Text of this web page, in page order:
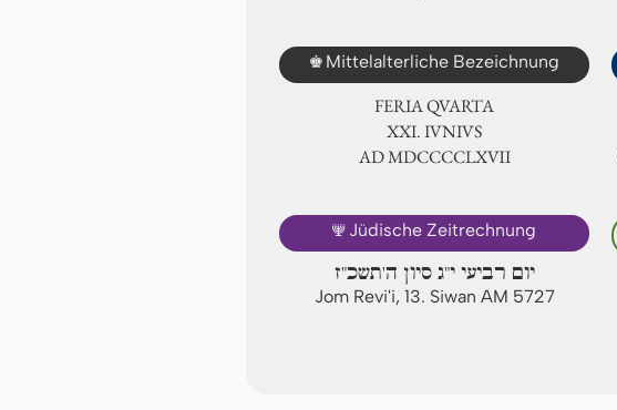
♚ Mittelalterliche Bezeichnung
FERIA QUARTA
ⅩⅪ. IVNIVS
AD ⅯⅮⅭⅭⅭⅭⅬⅩⅦ
🕎 Jüdische Zeitrechnung
יום רביעי י"ג סיון ה'תשכ"ז
Jom Revi'i, 13. Siwan AM 5727